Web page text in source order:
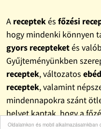
Oldalainkon és mobil
A receptekés főzési
hogy mindenki könnyen
gyors recepteketés
Gyűjteményünkben
receptek, változatos
receptek, valamint
mindennapokra szánt
helyet kaptak, hogy a
pénztárcabarát